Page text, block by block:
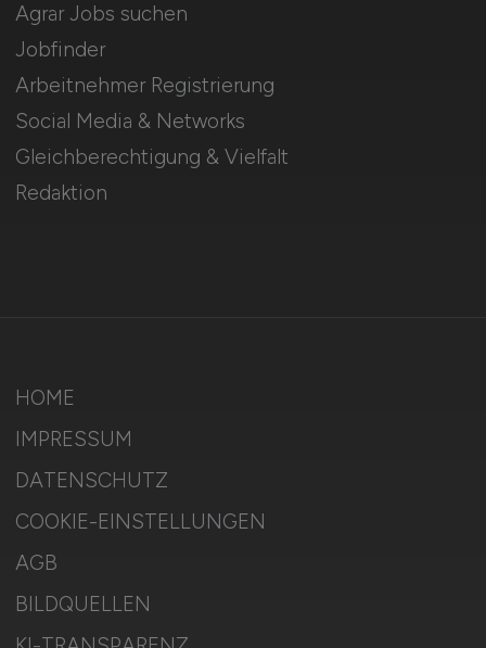
Agrar Jobs suchen
Jobfinder
Arbeitnehmer Registrierung
Social Media & Networks
Gleichberechtigung & Vielfalt
Redaktion
HOME
IMPRESSUM
DATENSCHUTZ
COOKIE-EINSTELLUNGEN
AGB
BILDQUELLEN